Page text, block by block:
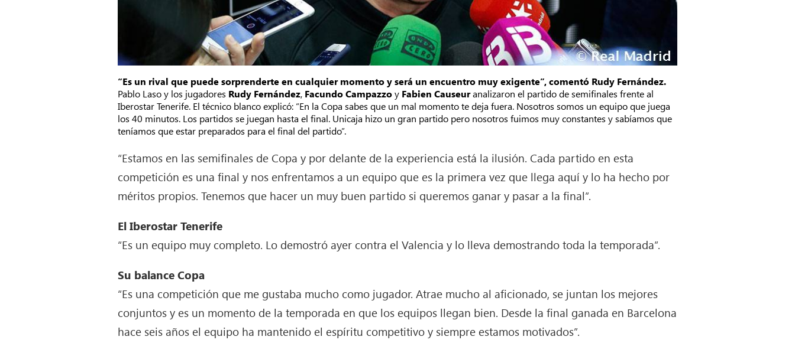
“Es un rival que puede sorprenderte en cualquier momento y será un encuentro muy exigente”, comentó Rudy Fernández.
Pablo Laso y los jugadores Rudy Fernández, Facundo Campazzoy Fabien Causeuranalizaron el partido de semifinales frente al
Iberostar Tenerife. El técnico blanco explicó: “En la Copa sabes que un mal momento te deja fuera. Nosotros somos un equipo que juega
los 40 minutos. Los partidos se juegan hasta el final. Unicaja hizo un gran partido pero nosotros fuimos muy constantes y sabíamos que
teníamos que estar preparados para el final del partido”.
“Estamos en las semifinales de Copa y por delante de la experiencia está la ilusión. Cada partido en esta
competición es una final y nos enfrentamos a un equipo que es la primera vez que llega aquí y lo ha hecho por
méritos propios. Tenemos que hacer un muy buen partido si queremos ganar y pasar a la final”.
El Iberostar Tenerife
“Es un equipo muy completo. Lo demostró ayer contra el Valencia y lo lleva demostrando toda la temporada”.
Su balance Copa
“Es una competición que me gustaba mucho como jugador. Atrae mucho al aficionado, se juntan los mejores
conjuntos y es un momento de la temporada en que los equipos llegan bien. Desde la final ganada en Barcelona
hace seis años el equipo ha mantenido el espíritu competitivo y siempre estamos motivados”.